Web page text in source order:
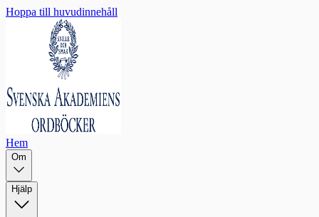
Hoppa till huvudinnehåll
Hem
Om
Hjälp